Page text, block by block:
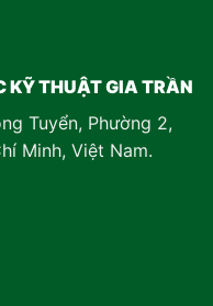
KỸ THUẬT GIA TRẦN
Tuyển, Phường 2,
Minh, Việt Nam.